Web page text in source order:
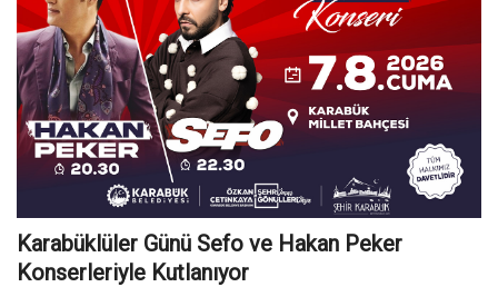
Karabüklüler Günü Sefo ve Hakan Peker
Konserleriyle Kutlanıyor